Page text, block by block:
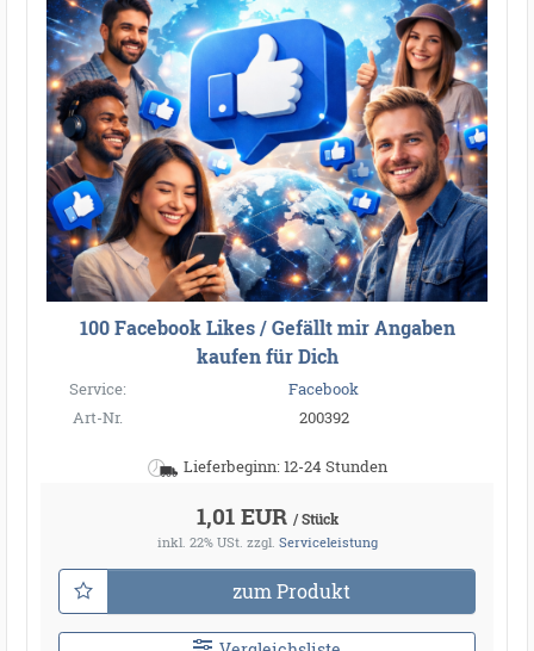
100 Facebook Likes / Gefällt mir Angaben
kaufen für Dich
Service:
Facebook
Art-Nr.
200392
Lieferbeginn: 12-24 Stunden
1,01 EUR / Stück
inkl. 22% USt. zzgl. Serviceleistung
zum Produkt